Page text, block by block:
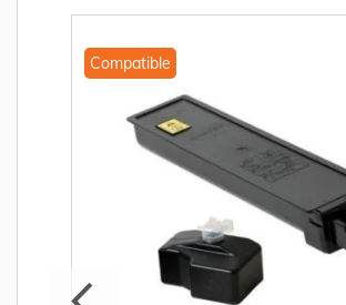
Compatible